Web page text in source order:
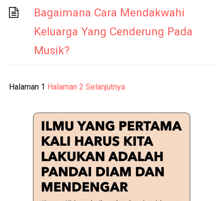
Bagaimana Cara Mendakwahi
Keluarga Yang Cenderung Pada
Musik?
Paginasi
Halaman 1 Halaman 2 Selanjutnya